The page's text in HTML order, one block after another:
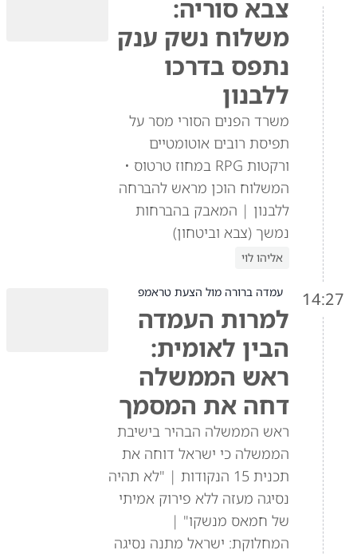
צבא סוריה:
משלוח נשק ענק
נתפס בדרכו
ללבנון
משרד הפנים הסורי מסר על
תפיסת רובים אוטומטיים
ורקטות RPG במחוז טרטוס •
המשלוח הוכן מראש להברחה
ללבנון | המאבק בהברחות
נמשך (צבא וביטחון)
אליהו לוי
14:27 עמדה ברורה מול הצעת טראמפ
למרות העמדה
הבין לאומית:
ראש הממשלה
דחה את המסמך
ראש הממשלה הבהיר בישיבת
הממשלה כי ישראל דוחה את
תכנית 15 הנקודות | "לא תהיה
נסיגה מעזה ללא פירוק אמיתי
של חמאס מנשקו" |
המחלוקת: ישראל מתנה נסיגה